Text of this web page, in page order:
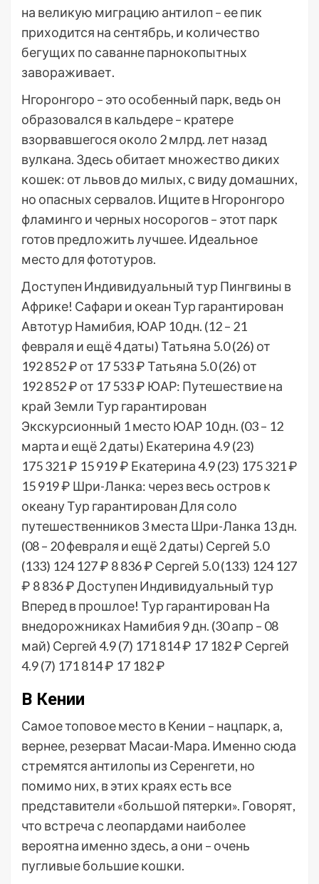
на великую миграцию антилоп – ее пик
приходится на сентябрь, и количество
бегущих по саванне парнокопытных
завораживает.
Нгоронгоро – это особенный парк, ведь он
образовался в кальдере – кратере
взорвавшегося около 2 млрд. лет назад
вулкана. Здесь обитает множество диких
кошек: от львов до милых, с виду домашних,
но опасных сервалов. Ищите в Нгоронгоро
фламинго и черных носорогов – этот парк
готов предложить лучшее. Идеальное
место для фототуров.
Доступен Индивидуальный тур Пингвины в
Африке! Сафари и океан Тур гарантирован
Автотур Намибия, ЮАР 10 дн. (12 – 21
февраля и ещё 4 даты)Татьяна 5.0(26) от
192 852 ₽ от 17 533 ₽Татьяна 5.0(26) от
192 852 ₽ от 17 533 ₽ ЮАР: Путешествие на
край Земли Тур гарантирован
Экскурсионный 1 место ЮАР 10 дн. (03 – 12
марта и ещё 2 даты) Екатерина 4.9(23)
175 321 ₽ 15 919 ₽ Екатерина 4.9(23) 175 321 ₽
15 919 ₽ Шри-Ланка: через весь остров к
океану Тур гарантирован Для соло
путешественников 3 места Шри-Ланка 13 дн.
(08 – 20 февраля и ещё 2 даты) Сергей 5.0
(133) 124 127 ₽ 8 836 ₽ Сергей 5.0(133) 124 127
₽ 8 836 ₽Доступен Индивидуальный тур
Вперед в прошлое! Тур гарантирован На
внедорожниках Намибия 9 дн. (30 апр – 08
май) Сергей 4.9(7) 171 814 ₽ 17 182 ₽ Сергей
4.9(7) 171 814 ₽ 17 182 ₽
В Кении
Самое топовое место в Кении – нацпарк, а,
вернее, резерват Масаи-Мара. Именно сюда
стремятся антилопы из Серенгети, но
помимо них, в этих краях есть все
представители «большой пятерки». Говорят,
что встреча с леопардами наиболее
вероятна именно здесь, а они – очень
пугливые большие кошки.